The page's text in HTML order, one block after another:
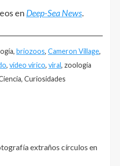
en Deep-Sea News.
briozoos, Cameron Village,
, vídeo vírico, viral, zoología
Curiosidades
extraños círculos en